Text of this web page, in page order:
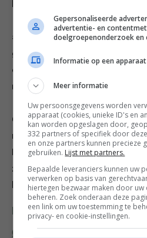
5. Rooster de noten in een
goudbruin. Haal de pan van
de noten en roer de
rest van de chilivlokken erdoor.
6. Verhit een grillpan op hoog
met het citroensap in een
Rooster de kip in 7-8 minuten
ze halverwege om. Snijd in
bataat, avocado, rucola en
Deel dit recept
Gepersonaliseerde
advertentie- en
doelgroepenonderzoek
Informatie op een
Meer informatie
Uw persoonsgegevens worden
apparaat (cookies, unieke ID's en
kan worden opgeslagen door,
332 partners of specifiek door
en onze partners kunnen precieze
gebruiken. Lijst met partners.
Bepaalde leveranciers kunnen uw
verwerken op basis van
hiertegen bezwaar maken door
beheren. Zoek onderaan deze
een link om uw toestemming te
privacy- en cookie-instellingen.